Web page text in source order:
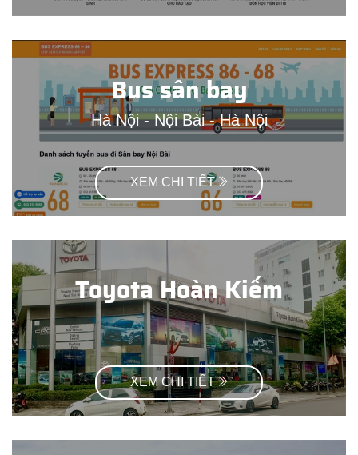
Bus sân bay
Hà Nội - Nội Bài - Hà Nội
XEM CHI TIẾT
Toyota Hoàn Kiếm
XEM CHI TIẾT